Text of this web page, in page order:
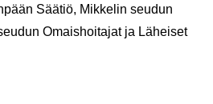
Sää­tiö, Mik­ke­lin seu­dun
Omais­hoi­ta­jat ja Lä­hei­set